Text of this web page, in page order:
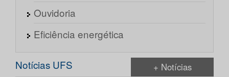
Ouvidoria
Eficiência energética
Notícias UFS + Notícias